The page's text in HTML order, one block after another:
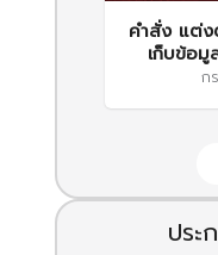
คำสั่ง แต่ง
เก็บข้อ
ก
ประ